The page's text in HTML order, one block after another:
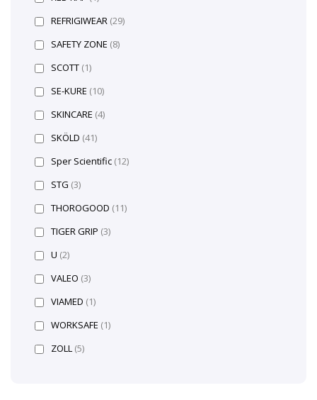
REFRIGIWEAR (29)
SAFETY ZONE (8)
SCOTT (1)
SE-KURE (10)
SKINCARE (4)
SKÖLD (41)
Sper Scientific (12)
STG (3)
THOROGOOD (11)
TIGER GRIP (3)
U (2)
VALEO (3)
VIAMED (1)
WORKSAFE (1)
ZOLL (5)